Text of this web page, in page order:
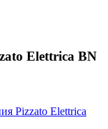
Elettrica BN